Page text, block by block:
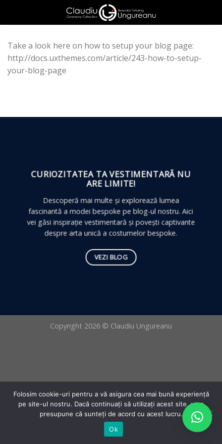
Take a look here on how to setup your blog page:
http://docs.uxthemes.com/article/243-how-to-setup-
your-blog-page
CURIOZITATEA TA VESTIMENTARĂ NU
ARE LIMITE!
Descoperă mai multe și explorează lumea
fascinantă a modei bespoke pe blog-ul nostru. Aici
vei găsi inspirație vestimentară și povești captivante
despre arta unică a costumelor bespoke.
VEZI BLOG
Copyright 2026 © Claudiu Ungureanu
Folosim cookie-uri pentru a vă asigura cea mai bună experiență
pe site-ul nostru. Dacă continuați să utilizați acest site, vom
presupune că sunteți de acord cu acest lucru.
Ok